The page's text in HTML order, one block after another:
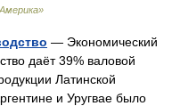
— Экономический
даёт 39% валовой
Латинской
и Уругвае было